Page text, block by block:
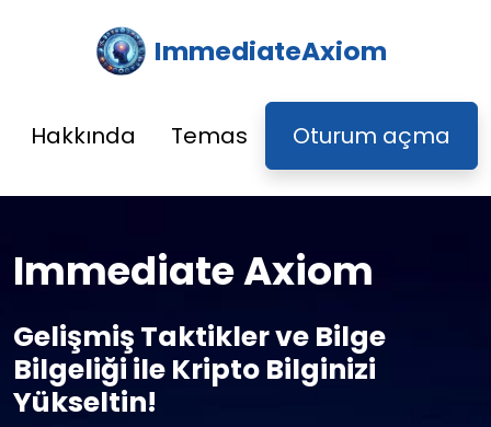
ImmediateAxiom
Hakkında Temas Oturum açma
Immediate Axiom
Gelişmiş Taktikler ve Bilge
Bilgeliği ile Kripto Bilginizi
Yükseltin!